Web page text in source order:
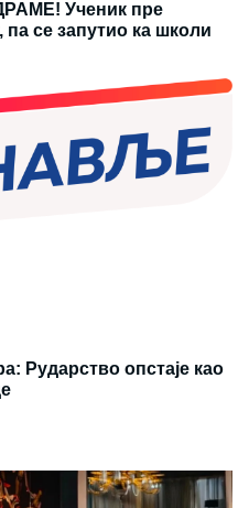
Ученик пре
се запутио ка школи
Рударство опстаје као